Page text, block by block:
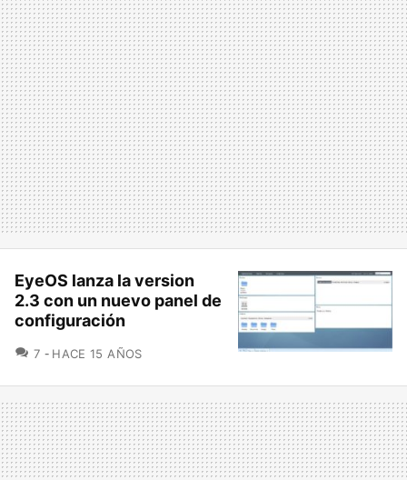
EyeOS lanza la version
2.3 con un nuevo panel de
configuración
7 COMENTARIOS
HACE 15 AÑOS